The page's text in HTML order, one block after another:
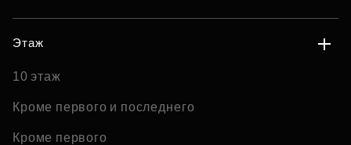
Этаж
10 этаж
Кроме первого и последнего
Кроме первого